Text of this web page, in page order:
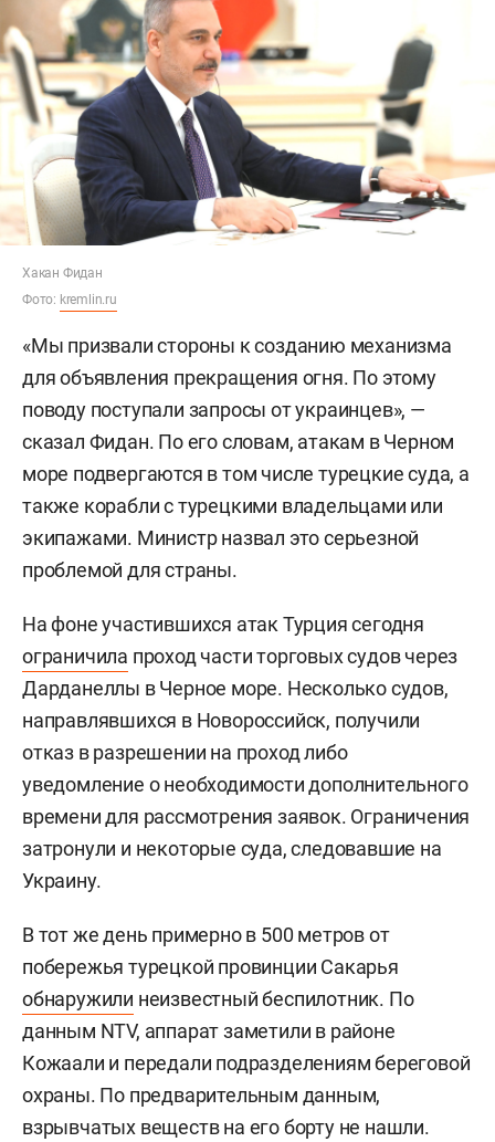
Хакан Фидан
Фото: kremlin.ru
«Мы призвали стороны к созданию механизма
для объявления прекращения огня. По этому
поводу поступали запросы от украинцев», —
сказал Фидан. По его словам, атакам в Черном
море подвергаются в том числе турецкие суда, а
также корабли с турецкими владельцами или
экипажами. Министр назвал это серьезной
проблемой для страны.
На фоне участившихся атак Турция сегодня
ограничила проход части торговых судов через
Дарданеллы в Черное море. Несколько судов,
направлявшихся в Новороссийск, получили
отказ в разрешении на проход либо
уведомление о необходимости дополнительного
времени для рассмотрения заявок. Ограничения
затронули и некоторые суда, следовавшие на
Украину.
В тот же день примерно в 500 метров от
побережья турецкой провинции Сакарья
обнаружили неизвестный беспилотник. По
данным NTV, аппарат заметили в районе
Кожаали и передали подразделениям береговой
охраны. По предварительным данным,
взрывчатых веществ на его борту не нашли.